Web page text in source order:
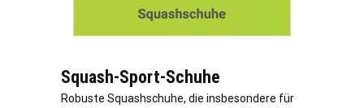
Squash-Sport-Schuhe
Robuste Squashschuhe, die insbesondere für